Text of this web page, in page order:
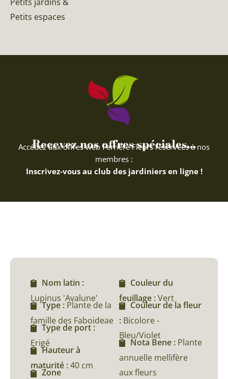
Petits espaces
Recevez nos offres spéciales...
Accédez aux offres web Ferriere Fleurs réservées à nos
membres :
Inscrivez-vous au club des jardiniers en ligne !
Nom latin :
Lupinus 'Avalune'
Type : Plante de la
famille des Faboideae
Type de port :
Erigé
Hauteur à
maturité :40 cm
Zone
Couleur du
feuillage :Vert
Couleur de la fleur
: Bicolore -
Bleu/Violet
Nota Bene : Plante
annuelle mellifère
aux fleurs